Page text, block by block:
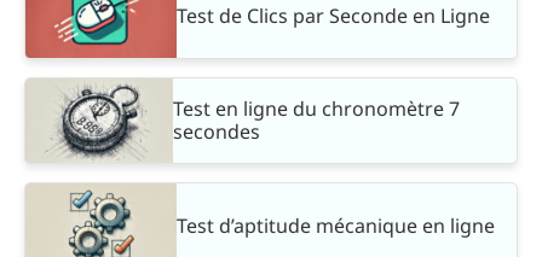
Test de Clics par Seconde en Ligne
Test en ligne du chronomètre 7
secondes
Test d’aptitude mécanique en ligne